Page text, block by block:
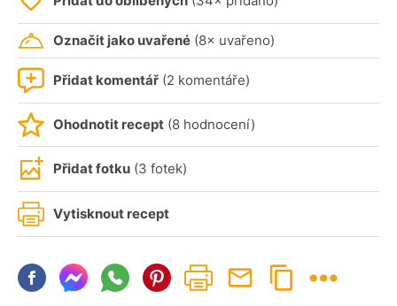
Označit jako uvařené (8× uvařeno)
Přidat komentář (2 komentáře)
Ohodnotit recept (8 hodnocení)
Přidat fotku (3 fotek)
Vytisknout recept